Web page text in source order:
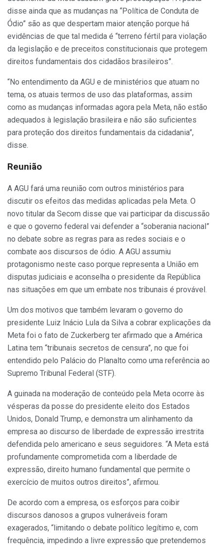
disse ainda que as mudanças na “Política de Conduta de
Ódio” são as que despertam maior atenção porque há
evidências de que tal medida é “terreno fértil para violação
da legislação e de preceitos constitucionais que protegem
direitos fundamentais dos cidadãos brasileiros”.
“No entendimento da AGU e de ministérios que atuam no
tema, os atuais termos de uso das plataformas, assim
como as mudanças informadas agora pela Meta, não estão
adequados à legislação brasileira e não são suficientes
para proteção dos direitos fundamentais da cidadania”,
disse.
Reunião
A AGU fará uma reunião com outros ministérios para
discutir os efeitos das medidas aplicadas pela Meta. O
novo titular da Secom disse que vai participar da discussão
e que o governo federal vai defender a “soberania nacional”
no debate sobre as regras para as redes sociais e o
combate aos discursos de ódio. A AGU assumiu
protagonismo neste caso porque representa a União em
disputas judiciais e aconselha o presidente da República
nas situações em que um embate nos tribunais é provável.
Um dos motivos que também levaram o governo do
presidente Luiz Inácio Lula da Silva a cobrar explicações da
Meta foi o fato de Zuckerberg ter afirmado que a América
Latina tem “tribunais secretos de censura”, no que foi
entendido pelo Palácio do Planalto como uma referência ao
Supremo Tribunal Federal (STF).
A guinada na moderação de conteúdo pela Meta ocorre às
vésperas da posse do presidente eleito dos Estados
Unidos, Donald Trump, e demonstra um alinhamento da
empresa ao discurso de liberdade de expressão irrestrita
defendida pelo americano e seus seguidores. “A Meta está
profundamente comprometida com a liberdade de
expressão, direito humano fundamental que permite o
exercício de muitos outros direitos”, afirmou.
De acordo com a empresa, os esforços para coibir
discursos danosos a grupos vulneráveis foram
exagerados, “limitando o debate político legítimo e, com
frequência, impedindo a livre expressão que pretendemos